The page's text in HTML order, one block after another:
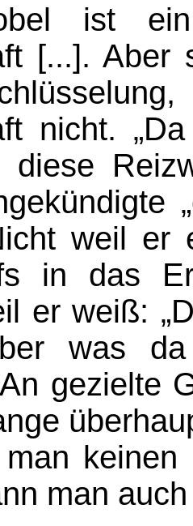
ist
[...].
nicht.
weil er
in das
er weiß:
was
gezielte
keinen
man